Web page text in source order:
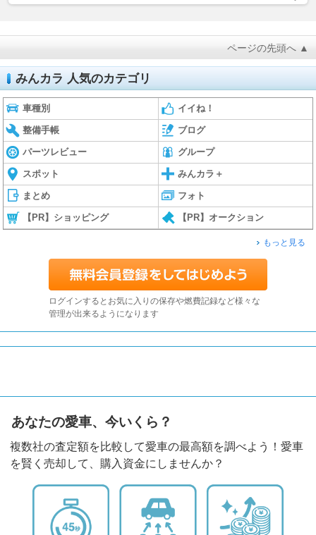
ページの先頭へ ▲
みんカラ 人気のカテゴリ
車種別 イイね！
整備手帳 ブログ
パーツレビュー グループ
スポット みんカラ＋
まとめ フォト
【PR】ショッピング 【PR】オークション
もっと見る
ログインするとお気に入りの保存や燃費記録など様々な
管理が出来るようになります
あなたの愛車、今いくら？
複数社の査定額を比較して愛車の最高額を調べよう！愛車
を賢く売却して、購入資金にしませんか？